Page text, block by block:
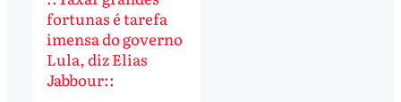
fortunas é tarefa
imensa do governo
Lula, diz Elias
Jabbour::